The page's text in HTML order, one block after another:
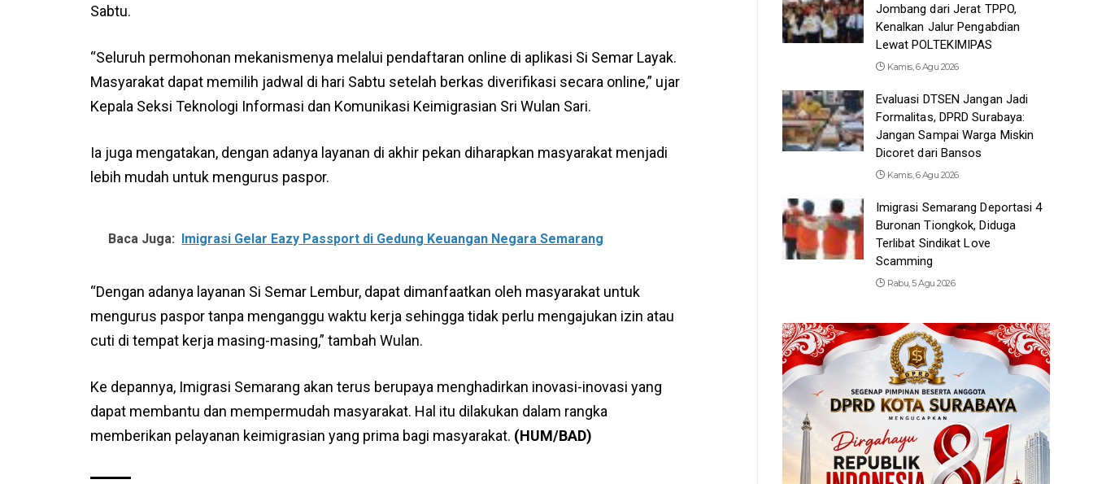
Sabtu.
“Seluruh permohonan mekanismenya melalui pendaftaran online di aplikasi Si Semar Layak.
Masyarakat dapat memilih jadwal di hari Sabtu setelah berkas diverifikasi secara online,” ujar
Kepala Seksi Teknologi Informasi dan Komunikasi Keimigrasian Sri Wulan Sari.
Ia juga mengatakan, dengan adanya layanan di akhir pekan diharapkan masyarakat menjadi
lebih mudah untuk mengurus paspor.
Baca Juga: Imigrasi Gelar Eazy Passport di Gedung Keuangan Negara Semarang
“Dengan adanya layanan Si Semar Lembur, dapat dimanfaatkan oleh masyarakat untuk
mengurus paspor tanpa menganggu waktu kerja sehingga tidak perlu mengajukan izin atau
cuti di tempat kerja masing-masing,” tambah Wulan.
Ke depannya, Imigrasi Semarang akan terus berupaya menghadirkan inovasi-inovasi yang
dapat membantu dan mempermudah masyarakat. Hal itu dilakukan dalam rangka
memberikan pelayanan keimigrasian yang prima bagi masyarakat. (HUM/BAD)
Jombang dari Jerat TPPO,
Kenalkan Jalur Pengabdian
Lewat POLTEKIMIPAS
Kamis, 6 Agu 2026
Evaluasi DTSEN Jangan Jadi
Formalitas, DPRD Surabaya:
Jangan Sampai Warga Miskin
Dicoret dari Bansos
Kamis, 6 Agu 2026
Imigrasi Semarang Deportasi 4
Buronan Tiongkok, Diduga
Terlibat Sindikat Love
Scamming
Rabu, 5 Agu 2026